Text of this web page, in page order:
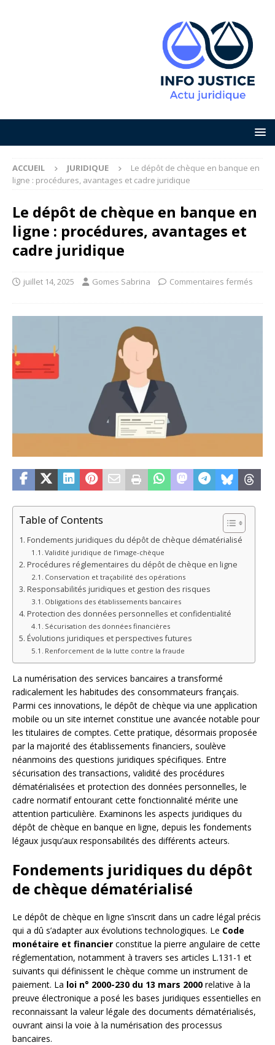
ACCUEIL JURIDIQUE
Le dépôt de chèque en banque en
ligne : procédures, avantages et cadre juridique
Le dépôt de chèque en banque en
ligne : procédures, avantages et
cadre juridique
juillet 14, 2025 Gomes Sabrina Commentaires fermés
Table of Contents
Fondements juridiques du dépôt de chèque dématérialisé
Validité juridique de l’image-chèque
Procédures réglementaires du dépôt de chèque en ligne
Conservation et traçabilité des opérations
Responsabilités juridiques et gestion des risques
Obligations des établissements bancaires
Protection des données personnelles et confidentialité
Sécurisation des données financières
Évolutions juridiques et perspectives futures
Renforcement de la lutte contre la fraude
La numérisation des services bancaires a transformé
radicalement les habitudes des consommateurs français.
Parmi ces innovations, le dépôt de chèque via une application
mobile ou un site internet constitue une avancée notable pour
les titulaires de comptes. Cette pratique, désormais proposée
par la majorité des établissements financiers, soulève
néanmoins des questions juridiques spécifiques. Entre
sécurisation des transactions, validité des procédures
dématérialisées et protection des données personnelles, le
cadre normatif entourant cette fonctionnalité mérite une
attention particulière. Examinons les aspects juridiques du
dépôt de chèque en banque en ligne, depuis les fondements
légaux jusqu’aux responsabilités des différents acteurs.
Fondements juridiques du dépôt
de chèque dématérialisé
Le dépôt de chèque en ligne s’inscrit dans un cadre légal précis
qui a dû s’adapter aux évolutions technologiques. Le Code
monétaire et financier constitue la pierre angulaire de cette
réglementation, notamment à travers ses articles L.131-1 et
suivants qui définissent le chèque comme un instrument de
paiement. La loi n° 2000-230 du 13 mars 2000 relative à la
preuve électronique a posé les bases juridiques essentielles en
reconnaissant la valeur légale des documents dématérialisés,
ouvrant ainsi la voie à la numérisation des processus
bancaires.